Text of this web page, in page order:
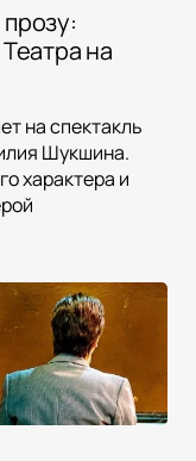
на
на спектакль
Шукшина.
характера и